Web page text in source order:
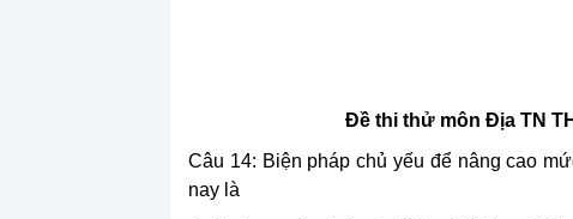
Đề thi thử môn Địa TN
Câu 14: Biện pháp chủ yếu để nâng cao
nay là